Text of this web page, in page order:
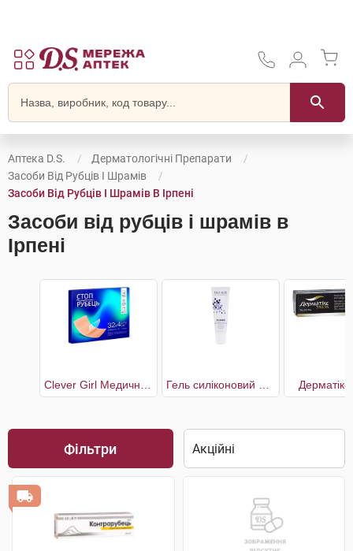
Аптека D.S.
Дерматологічні Препарати
Засоби Від Рубців І Шрамів
Засоби Від Рубців І Шрамів В Ірпені
Засоби від рубців і шрамів в
Ірпені
Фільтри